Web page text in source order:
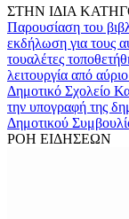
ΣΤΗΝ ΙΔΙΑ
Παρουσίαση του
εκδήλωση για τους
τουαλέτες
λειτουργία από αύριο
Δημοτικό Σχολείο
την υπογραφή της
Δημοτικού
ΡΟΗ ΕΙΔΗΣΕΩΝ